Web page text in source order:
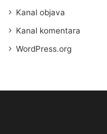
Kanal objava
Kanal komentara
WordPress.org